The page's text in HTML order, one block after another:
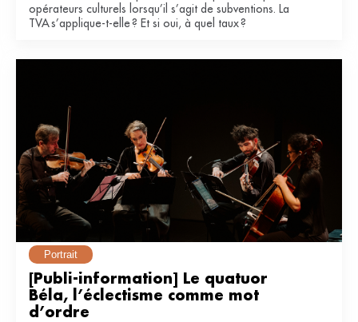
opérateurs culturels lorsqu’il s’agit de subventions. La
TVA s’applique-t-elle ? Et si oui, à quel taux ?
Portrait
[Publi-information] Le quatuor
Béla, l’éclectisme comme mot
d’ordre